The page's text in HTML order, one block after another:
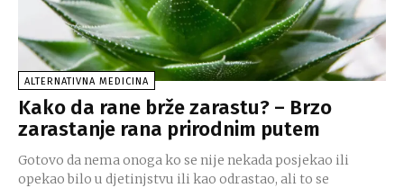
ALTERNATIVNA MEDICINA
Kako da rane brže zarastu? – Brzo
zarastanje rana prirodnim putem
Gotovo da nema onoga ko se nije nekada posjekao ili
opekao bilo u djetinjstvu ili kao odrastao, ali to se